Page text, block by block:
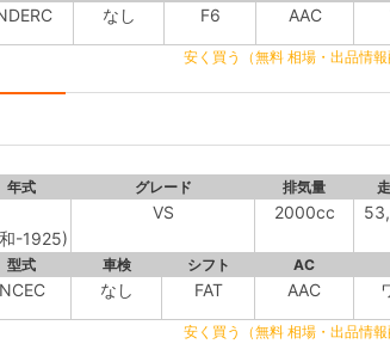
なし F6 AAC
安く買う（無料 相場・出品情報
年式 グレード 排気量
-1925)
VS 2000cc
型式 車検 シフト AC
NCEC なし FAT AAC
安く買う（無料 相場・出品情報